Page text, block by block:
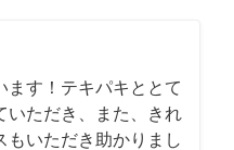
ます！テキパキととて
いただき、また、きれ
もいただき助かりまし